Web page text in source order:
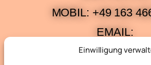
Einwilligung
MOBIL: +49 163
EMAIL: